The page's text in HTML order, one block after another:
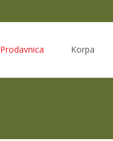
Prodavnica Korpa